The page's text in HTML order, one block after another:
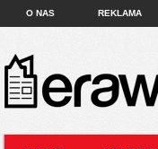
O NAS REKLAMA